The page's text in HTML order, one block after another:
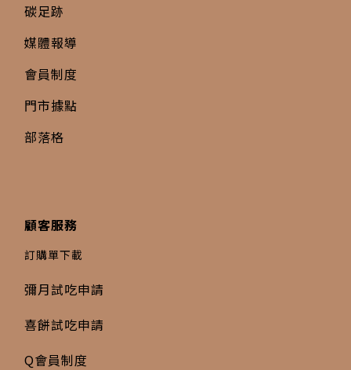
碳足跡
媒體報導
會員制度
門市據點
部落格
顧客服務
訂購單下載
彌月試吃申請
喜餅試吃申請
Q會員制度